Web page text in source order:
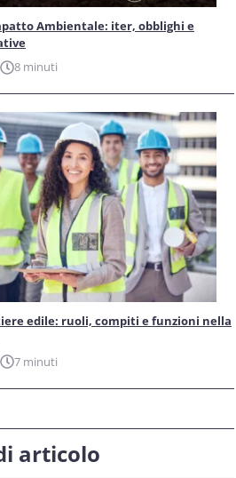
Ambientale: iter, obblighi e
8 minuti
edile: ruoli, compiti e funzioni nella
7 minuti
articolo